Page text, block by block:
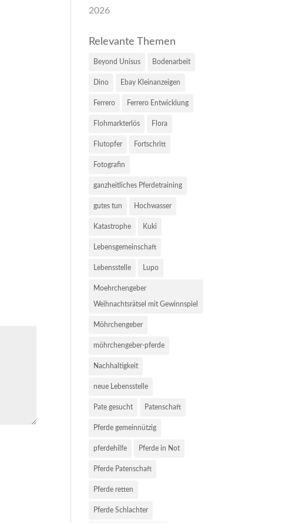
2026
Relevante Themen
Beyond Unisus Bodenarbeit
Dino Ebay Kleinanzeigen
Ferrero Ferrero Entwicklung
Flohmarkterlös Flora
Flutopfer Fortschritt
Fotografin
ganzheitliches Pferdetraining
gutes tun Hochwasser
Katastrophe Kuki
Lebensgemeinschaft
Lebensstelle Lupo
Moehrchengeber
Weihnachtsrätsel mit Gewinnspiel
Möhrchengeber
möhrchengeber-pferde
Nachhaltigkeit
neue Lebensstelle
Pate gesucht Patenschaft
Pferde gemeinnützig
pferdehilfe Pferde in Not
Pferde Patenschaft
Pferde retten
Pferde Schlachter